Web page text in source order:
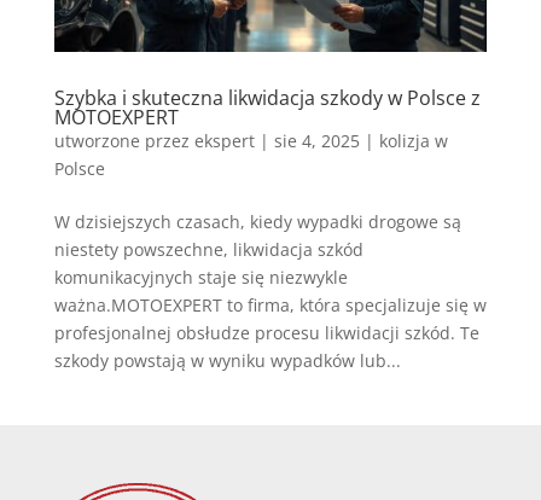
Szybka i skuteczna likwidacja szkody w Polsce z
MOTOEXPERT
utworzone przez ekspert| sie 4, 2025| kolizja w
Polsce
W dzisiejszych czasach, kiedy wypadki drogowe są
niestety powszechne, likwidacja szkód
komunikacyjnych staje się niezwykle
ważna.MOTOEXPERT to firma, która specjalizuje się w
profesjonalnej obsłudze procesu likwidacji szkód. Te
szkody powstają w wyniku wypadków lub...